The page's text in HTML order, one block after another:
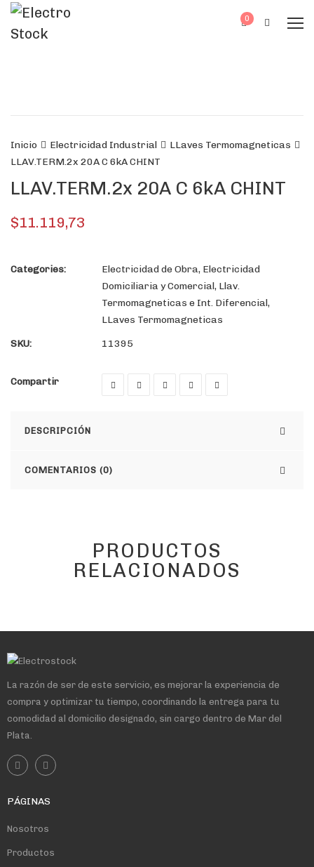
0
Inicio Electricidad Industrial
LLaves Termomagneticas
LLAV.TERM.2x 20A C 6kA CHINT
LLAV.TERM.2x 20A C 6kA CHINT
$11.119,73
Categories: Electricidad de Obra, Electricidad
Domiciliaria y Comercial, Llav.
Termomagneticas e Int. Diferencial,
LLaves Termomagneticas
SKU:
11395
Compartir
DESCRIPCIÓN
COMENTARIOS (0)
PRODUCTOS
RELACIONADOS
La razón de ser de este servicio, es mejorar la experiencia de
compra y optimizar tu tiempo, coordinando la entrega para tu
comodidad al domicilio designado, sin cargo dentro de Mar del
Plata.
PÁGINAS
Nosotros
Productos